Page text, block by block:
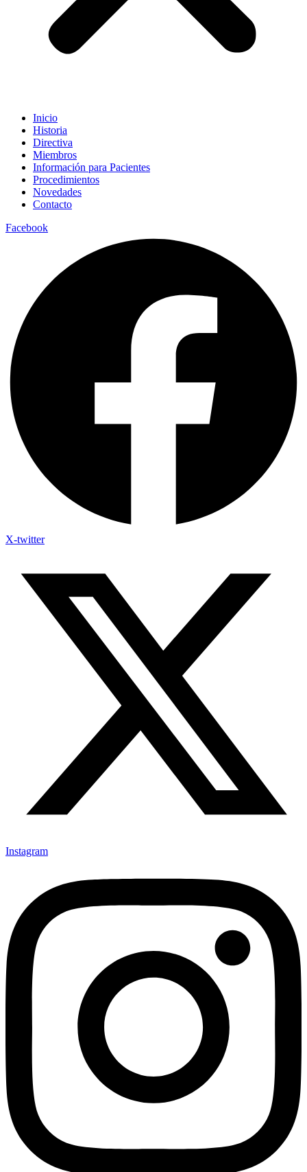
Inicio
Historia
Directiva
Miembros
Información para Pacientes
Procedimientos
Novedades
Contacto
Facebook
X-twitter
Instagram